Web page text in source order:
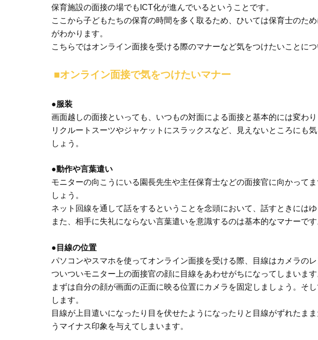
保育施設の面接の場でもICT化が進んでいるということです。
ここから子どもたちの保育の時間を多く取るため、ひいては保育士のた
がわかります。
こちらではオンライン面接を受ける際のマナーなど気をつけたいことにつ
■オンライン面接で気をつけたいマナー
●服装
画面越しの面接といっても、いつもの対面による面接と基本的には変わり
リクルートスーツやジャケットにスラックスなど、見えないところにも
しょう。
●動作や言葉遣い
モニターの向こうにいる園長先生や主任保育士などの面接官に向かって
しょう。
ネット回線を通して話をするということを念頭において、話すときにはゆ
また、相手に失礼にならない言葉遣いを意識するのは基本的なマナーです
●目線の位置
パソコンやスマホを使ってオンライン面接を受ける際、目線はカメラのレ
ついついモニター上の面接官の顔に目線をあわせがちになってしまいます
まずは自分の顔が画面の正面に映る位置にカメラを固定しましょう。そ
します。
目線が上目遣いになったり目を伏せたようになったりと目線がずれたま
うマイナス印象を与えてしまいます。